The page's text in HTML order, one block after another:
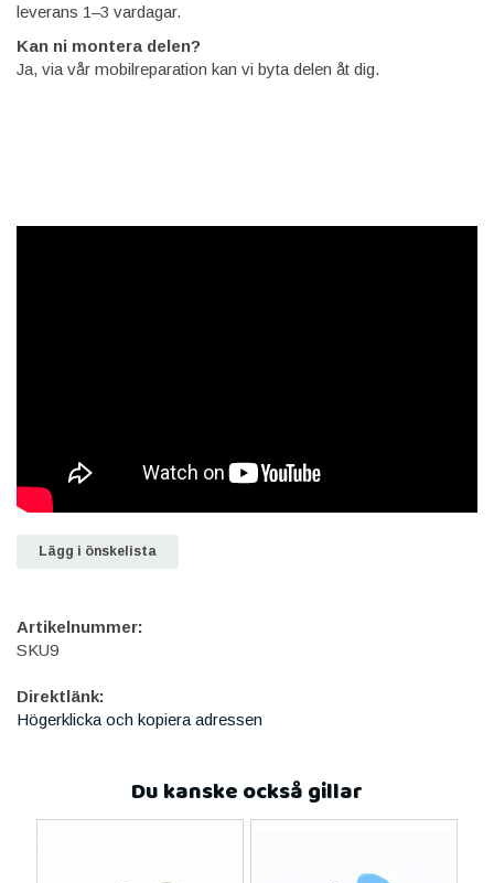
leverans 1–3 vardagar.
Kan ni montera delen?
Ja, via vår mobilreparation kan vi byta delen åt dig.
Lägg i önskelista
Artikelnummer:
SKU9
Direktlänk:
Högerklicka och kopiera adressen
Du kanske också gillar